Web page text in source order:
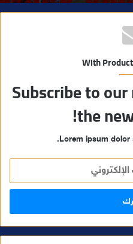
With
Subscribe to
the
Lorem ipsum dolor